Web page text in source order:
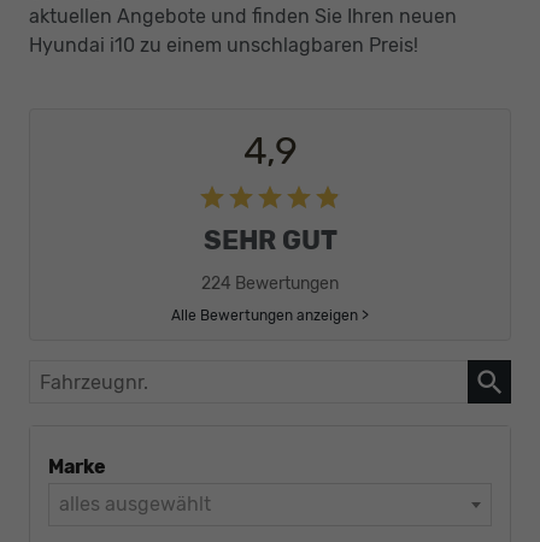
aktuellen Angebote und finden Sie Ihren neuen
Hyundai i10 zu einem unschlagbaren Preis!
4,9
SEHR GUT
224 Bewertungen
Alle Bewertungen anzeigen >
Fahrzeugnr.
Marke
alles ausgewählt